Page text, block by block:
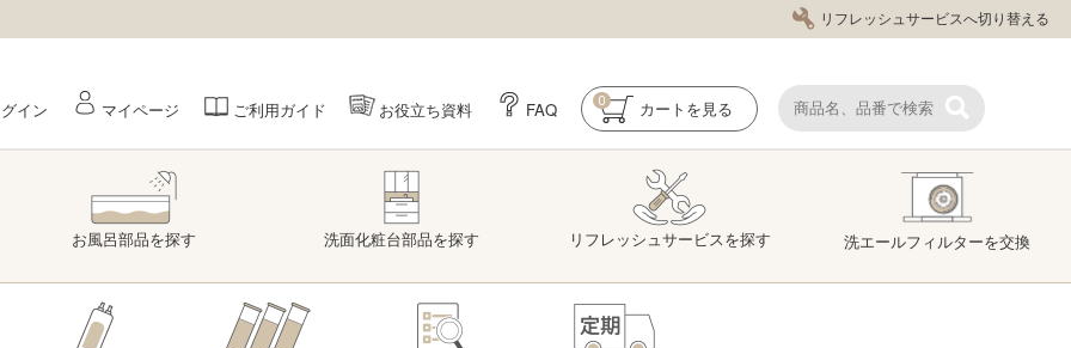
リフレッシュサービスへ切り替える
イン マイページ ご利用ガイド お役立ち資料 FAQ カート を見る
0
お風呂部品を探す 洗面化粧台部品を探す リフレッシュサービスを探す 洗エールフィルターを交換